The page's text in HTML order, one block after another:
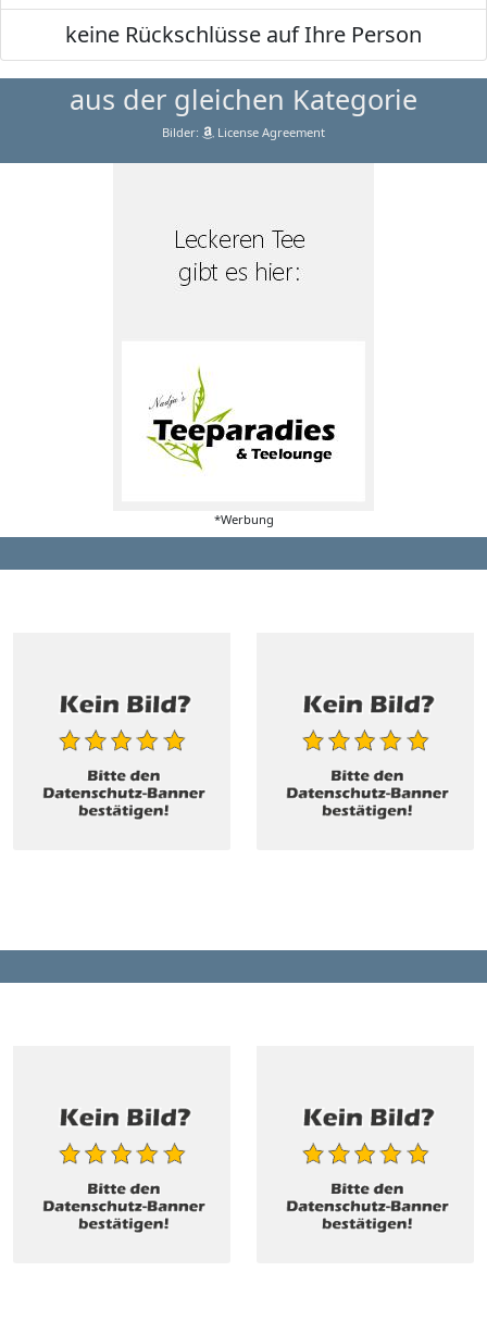
keine Rückschlüsse auf Ihre Person
aus der gleichen Kategorie
Bilder: License Agreement
*Werbung